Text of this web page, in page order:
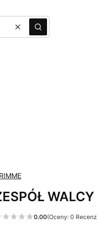
WyczyśćSzukaj
0.00(Oceny: 0